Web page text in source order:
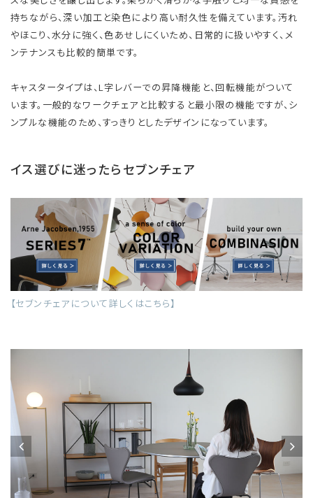
持ちながら、深い加工と染色により高い耐久性を備えています。汚れ
やほこり、水分に強く、色あせしにくいため、日常的に扱いやすく、メ
ンテナンスも比較的簡単です。
キャスタータイプは、L字レバーでの昇降機能と、回転機能がついて
います。一般的なワークチェアと比較すると最小限の機能ですが、シ
ンプルな機能のため、すっきりとしたデザインになっています。
イス選びに迷ったらセブンチェア
【セブンチェアについて詳しくはこちら】